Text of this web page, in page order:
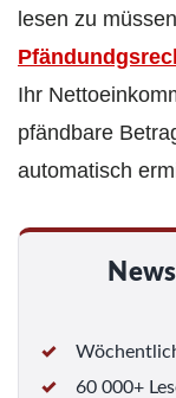
lesen zu
Ihr
pfändbare
automatisch
60 000+